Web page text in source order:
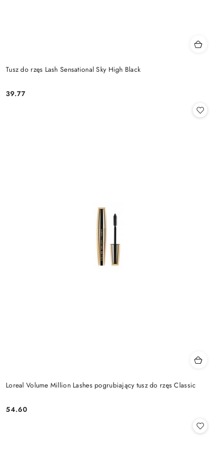
Tusz do rzęs Lash Sensational Sky High Black
Cena:
39.77
Loreal Volume Million Lashes pogrubiający tusz do rzęs Classic
Cena:
54.60